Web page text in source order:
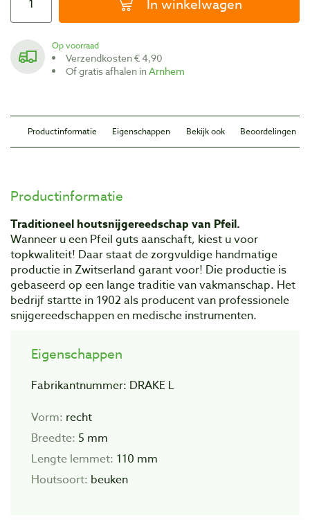
In winkelwagen
Op voorraad
Verzendkosten € 4,90
Of gratis afhalen inArnhem
Productinformatie Eigenschappen Bekijk ook Beoordelingen
Productinformatie
Traditioneel houtsnijgereedschap van Pfeil.
Wanneer u een Pfeil guts aanschaft, kiest u voor
topkwaliteit! Daar staat de zorgvuIdige handmatige
productie in Zwitserland garant voor! Die productie is
gebaseerd op een lange traditie van vakmanschap. Het
bedrijf startte in 1902 als producent van professionele
snijgereedschappen en medische instrumenten.
Eigenschappen
Fabrikantnummer: DRAKE L
Vorm: recht
Breedte: 5 mm
Lengte lemmet: 110 mm
Houtsoort: beuken